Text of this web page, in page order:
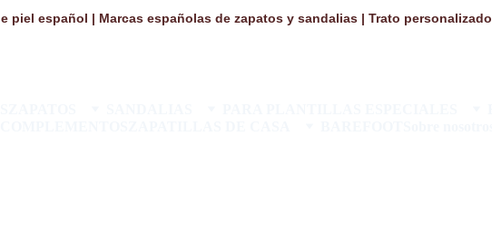
piel español | Marcas españolas de zapatos y sandalias | Trato personalizado